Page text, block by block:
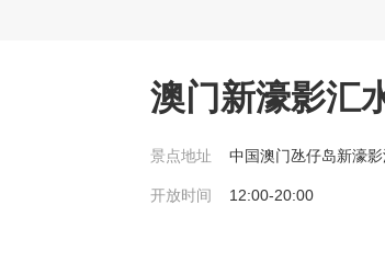
澳门新濠影汇
景点地址 中国澳门氹仔岛新濠
开放时间 12:00-20:00